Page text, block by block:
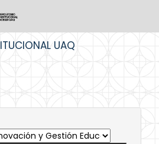
UAQ